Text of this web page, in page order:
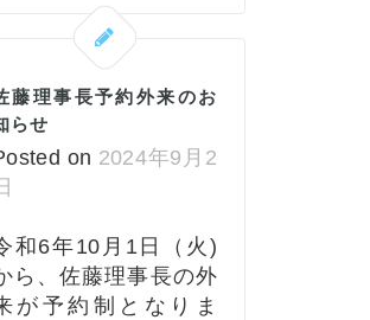
藤理事長予約外来のお
らせ
on 2024年9月2
和6年10月1日（火)
ら、佐藤理事長の外
が予約制となりま